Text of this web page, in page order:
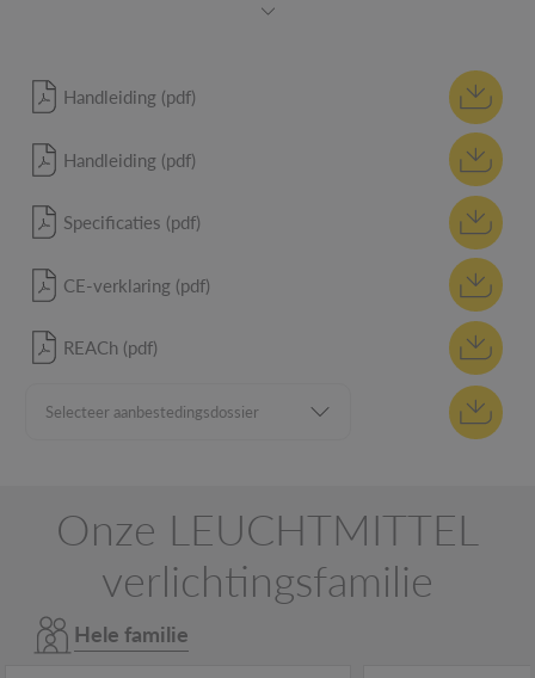
Handleiding (pdf)
Handleiding (pdf)
Specificaties (pdf)
CE-verklaring (pdf)
REACh (pdf)
Onze LEUCHTMITTEL
verlichtingsfamilie
Hele familie